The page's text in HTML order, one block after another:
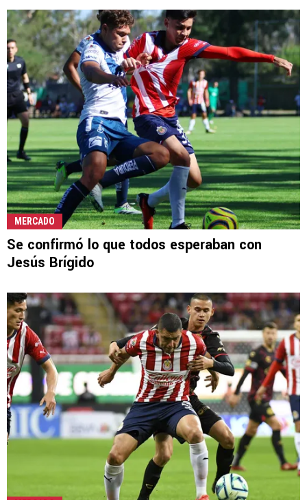
MERCADO
Se confirmó lo que todos esperaban con
Jesús Brígido